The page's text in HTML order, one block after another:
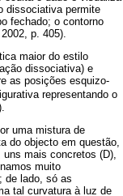
dissociativa permite
fechado; o contorno
p. 405).
maior do estilo
dissociativa) e
as posições esquizo-
representando o
uma mistura de
do objecto em questão,
uns mais concretos (D),
muito
de lado, só as
tal curvatura à luz de